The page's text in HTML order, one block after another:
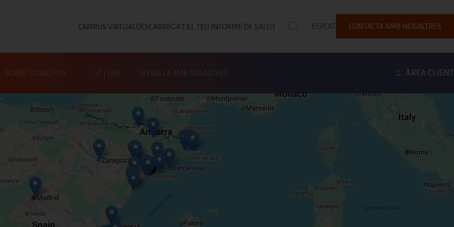
Top
CAMPUS VIRTUAL DESCARREGA'T EL TEU INFORME DE SALUT ESPCAT CONTACTA AMB NOSALTRES
Cerca a SP|Activa
SOBRE NOSALTRES SP | LAB TREBALLA AMB NOSALTRES ÀREA CLIENT